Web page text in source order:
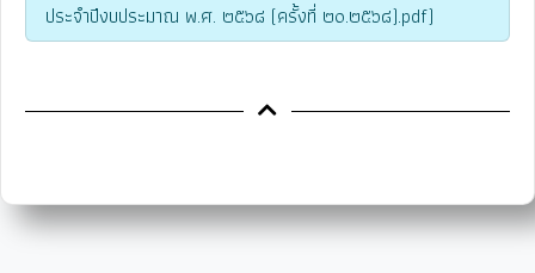
ประจำปีงบประมาณ พ.ศ. ๒๕๖๘ (ครั้งที่ ๒๐.๒๕๖๘).pdf)